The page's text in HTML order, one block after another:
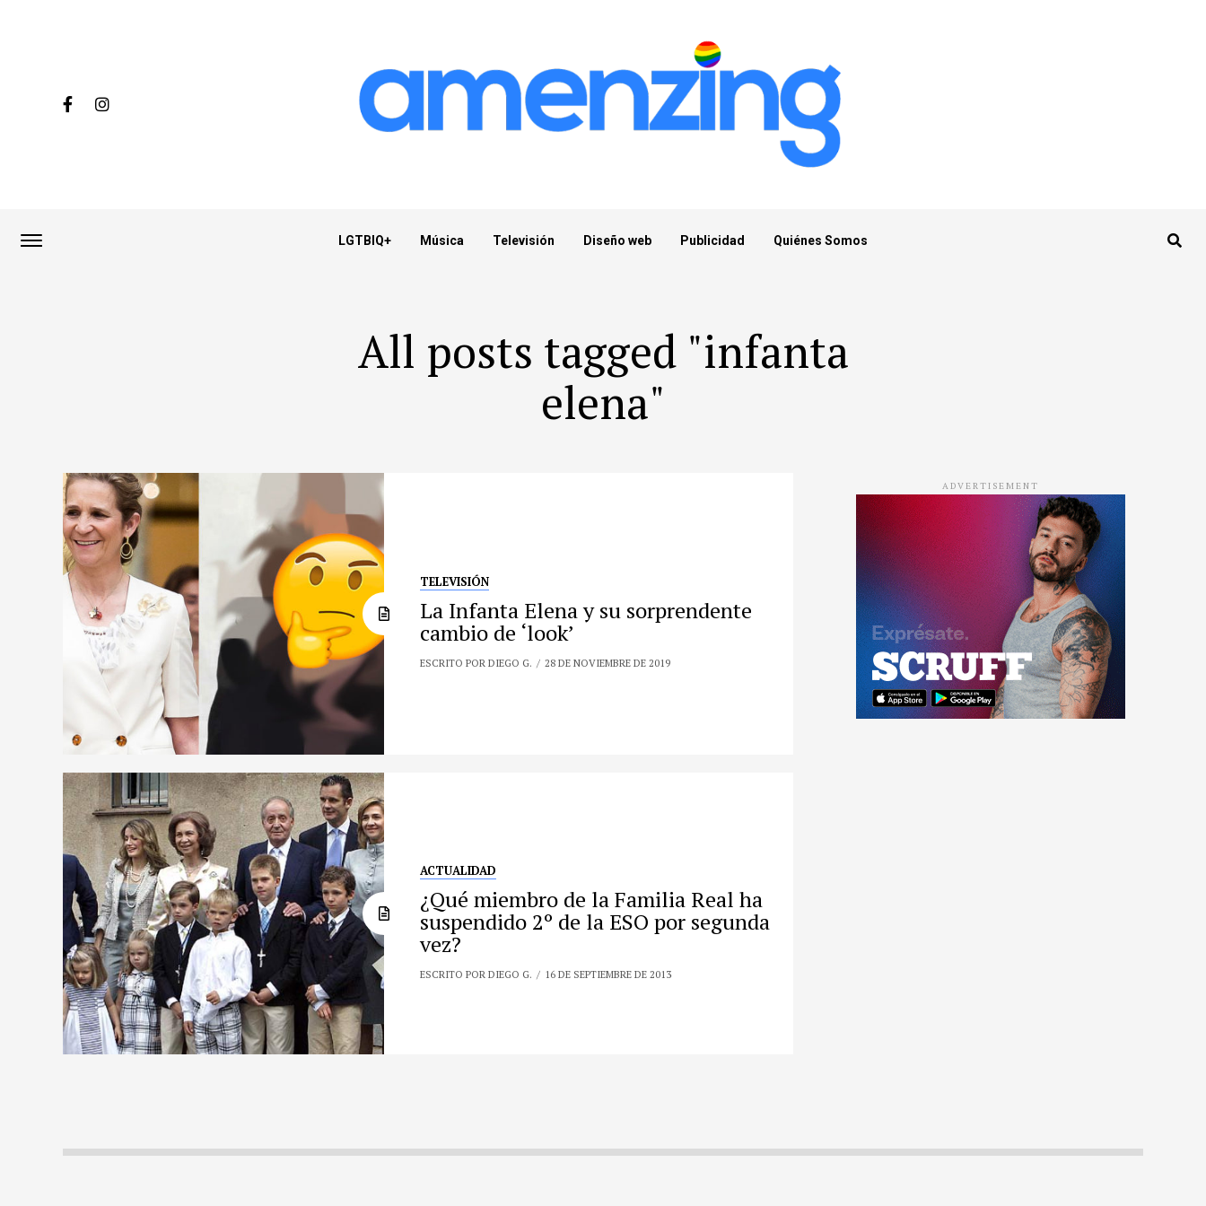
LGTBIQ+ Música Televisión Diseño web Publicidad Quiénes Somos
All posts tagged "infanta
elena"
TELEVISIÓN
La Infanta Elena y su sorprendente
cambio de ‘look’
ESCRITO POR DIEGO G. 28 DE NOVIEMBRE DE 2019
ACTUALIDAD
¿Qué miembro de la Familia Real ha
suspendido 2º de la ESO por segunda
vez?
ESCRITO POR DIEGO G. 16 DE SEPTIEMBRE DE 2013
ADVERTISEMENT